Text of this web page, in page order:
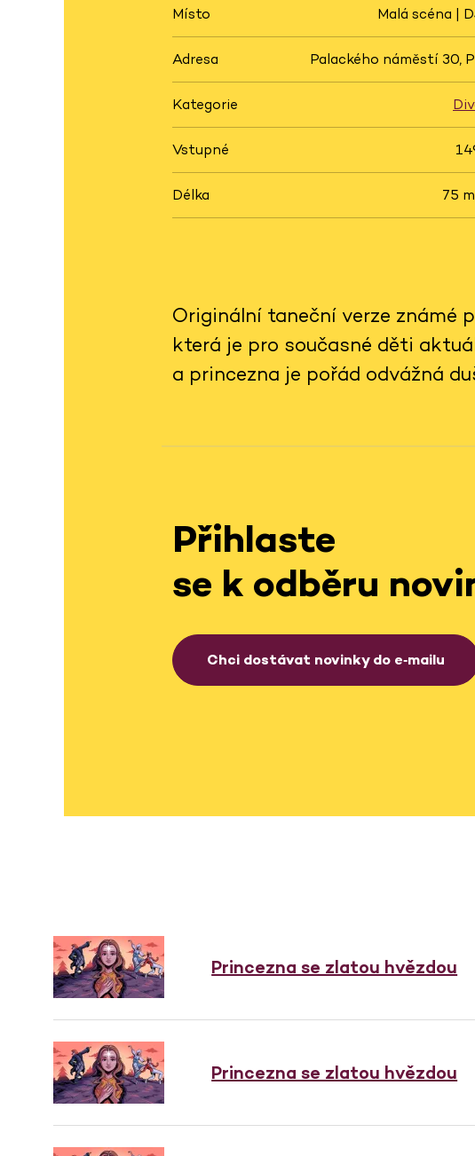
Místo Malá scéna |
Adresa Palackého náměstí 30,
Kategorie
Vstupné
Délka 75
Originální taneční verze známé
která je pro současné děti
a princezna je pořád odvážná
Přihlaste
se k odběru
Chci dostávat novinky do e‑mailu
Princezna se zlatou hvězdou
Princezna se zlatou hvězdou